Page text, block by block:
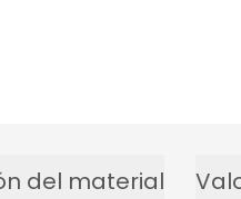
del material